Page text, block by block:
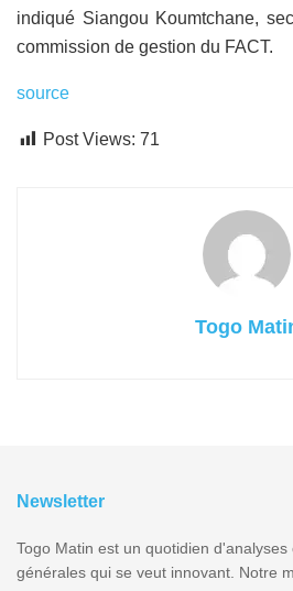
indiqué Siangou Koumtchane,
commission de gestion du FACT.
source
Post Views: 71
Togo
Newsletter
Togo Matin est un quotidien
générales qui se veut innovant. Notre